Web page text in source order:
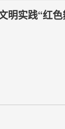
明实践“红